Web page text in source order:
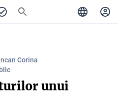
Corina
unui